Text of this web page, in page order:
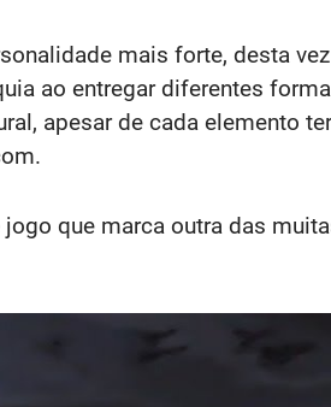
mais forte, desta
ao entregar diferentes
apesar de cada elemento
que marca outra das